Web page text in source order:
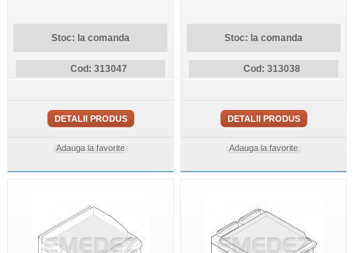
Stoc: la comanda
Cod: 313047
DETALII PRODUS
Adauga la favorite
Stoc: la comanda
Cod: 313038
DETALII PRODUS
Adauga la favorite